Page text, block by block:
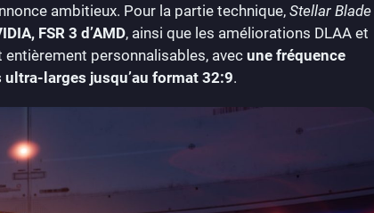
ambitieux. Pour la partie technique,Stellar Blade
FSR 3 d’AMD, ainsi que les améliorations DLAA et
personnalisables, avec une fréquence
larges jusqu’au format 32:9.